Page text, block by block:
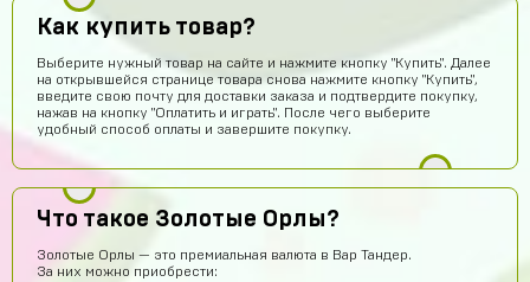
Как купить товар?
Выберите нужный товар на сайте и нажмите кнопку "Купить". Далее
на открывшейся странице товара снова нажмите кнопку "Купить",
введите свою почту для доставки заказа и подтвердите покупку,
нажав на кнопку "Оплатить и играть". После чего выберите
удобный способ оплаты и завершите покупку.
Что такое Золотые Орлы?
Золотые Орлы — это премиальная валюта в Вар Тандер.
За них можно приобрести:
Это правда
Sobolev-Dimas 14 часов назад
Это рили рили
Акк норм